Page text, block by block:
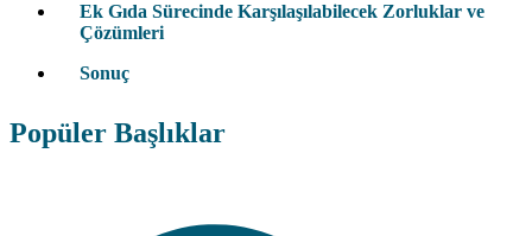
Ek Gıda Sürecinde Karşılaşılabilecek Zorluklar ve
Çözümleri
Sonuç
Popüler Başlıklar